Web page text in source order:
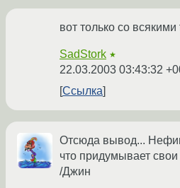
вот только со
SadStork ★
22.03.2003 03:43:32
Ссылка
Отсюда вывод...
что придумывает
/Джин